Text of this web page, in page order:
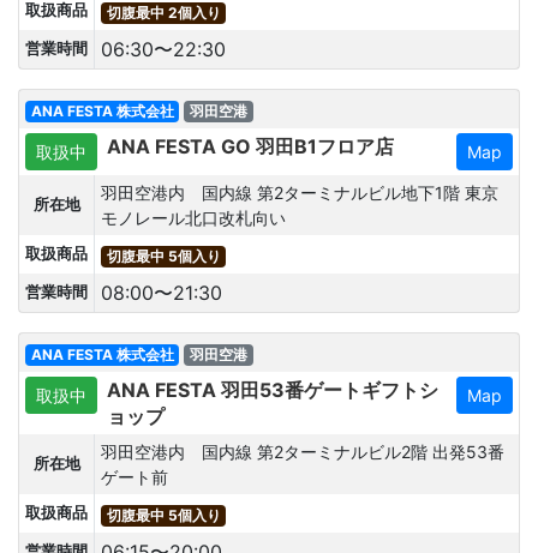
取扱商品
切腹最中 2個入り
営業時間
06:30〜22:30
ANA FESTA 株式会社 羽田空港
Map
取扱中 ANA FESTA GO 羽田B1フロア店
所在地
羽田空港内 国内線 第2ターミナルビル地下1階 東京
モノレール北口改札向い
取扱商品
切腹最中 5個入り
営業時間
08:00〜21:30
ANA FESTA 株式会社 羽田空港
Map
取扱中
ANA FESTA 羽田53番ゲートギフトシ
ョップ
所在地
羽田空港内 国内線 第2ターミナルビル2階 出発53番
ゲート前
取扱商品
切腹最中 5個入り